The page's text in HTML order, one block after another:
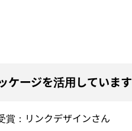
ケージを活用しています
：リンクデザインさん